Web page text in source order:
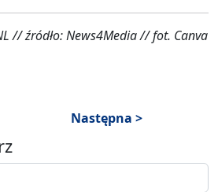
// źródło: News4Media // fot. Canva
Następna >